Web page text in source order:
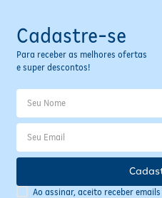
Cadastre-se
Para receber as melhores ofertas
e super descontos!
Ao assinar, aceito receber